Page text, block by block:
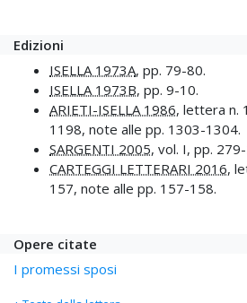
Edizioni
ISELLA 1973A, pp. 79-80.
ISELLA 1973B, pp. 9-10.
ARIETI-ISELLA 1986, lettera n.
1198, note alle pp. 1303-1304.
SARGENTI 2005, vol. I, pp.
CARTEGGI LETTERARI 2016,
157, note alle pp. 157-158.
Opere citate
I promessi sposi